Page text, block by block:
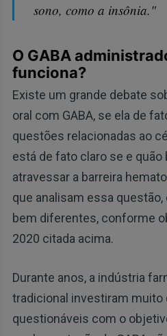
sono, como a insônia."
O GABA
funciona?
Existe um grande debate
oral com GABA, se ela de
questões relacionadas ao
está de fato claro se e quão
atravessar a barreira
que analisam essa
bem diferentes, conforme
2020 citada acima.
Durante anos, a indústria
tradicional investiram
questionáveis ​​com o